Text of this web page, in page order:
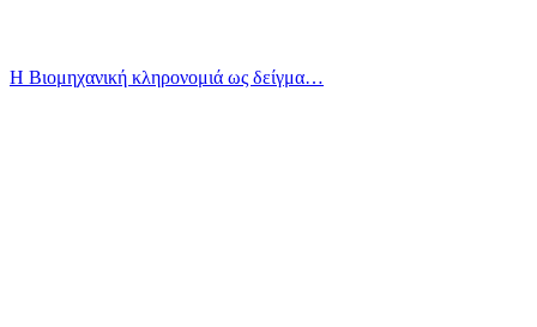
Η Βιομηχανική κληρονομιά ως δείγμα…